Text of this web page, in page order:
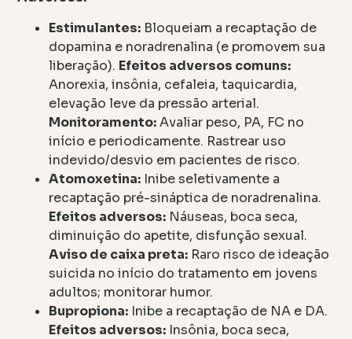
Estimulantes: Bloqueiam a recaptação de
dopamina e noradrenalina (e promovem sua
liberação). Efeitos adversos comuns:
Anorexia, insônia, cefaleia, taquicardia,
elevação leve da pressão arterial.
Monitoramento:Avaliar peso, PA, FC no
início e periodicamente. Rastrear uso
indevido/desvio em pacientes de risco.
Atomoxetina: Inibe seletivamente a
recaptação pré-sináptica de noradrenalina.
Efeitos adversos: Náuseas, boca seca,
diminuição do apetite, disfunção sexual.
Aviso de caixa preta: Raro risco de ideação
suicida no início do tratamento em jovens
adultos; monitorar humor.
Bupropiona: Inibe a recaptação de NA e DA.
Efeitos adversos: Insônia, boca seca,